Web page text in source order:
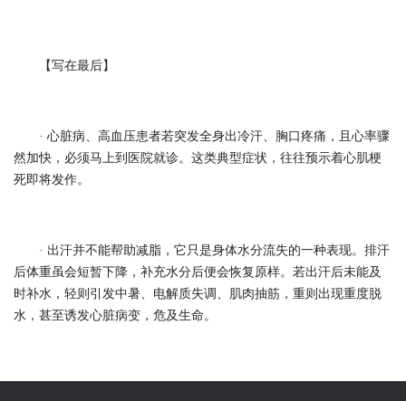
【写在最后】
· 心脏病、高血压患者若突发全身出冷汗、胸口疼痛，且心率骤
然加快，必须马上到医院就诊。这类典型症状，往往预示着心肌梗
死即将发作。
· 出汗并不能帮助减脂，它只是身体水分流失的一种表现。排汗
后体重虽会短暂下降，补充水分后便会恢复原样。若出汗后未能及
时补水，轻则引发中暑、电解质失调、肌肉抽筋，重则出现重度脱
水，甚至诱发心脏病变，危及生命。